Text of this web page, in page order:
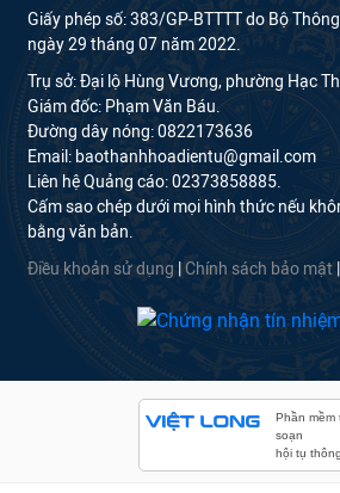
Giấy phép số: 383/GP-BTTTT do Bộ
ngày 29 tháng 07 năm 2022.
Trụ sở: Đại lộ Hùng Vương, phường Hạc
Giám đốc: Phạm Văn Báu.
Đường dây nóng: 0822173636
Email: baothanhhoadientu@gmail.com
Liên hệ Quảng cáo: 02373858885.
Cấm sao chép dưới mọi hình thức nếu
bằng văn bản.
Điều khoản sử dụng Chính sách bảo mật
Phần mềm
soạn
hội tụ